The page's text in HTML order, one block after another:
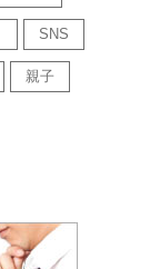
SNS
親子